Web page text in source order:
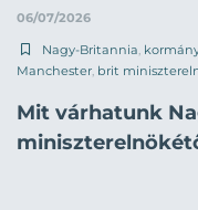
06/07/2026
Nagy-Britannia
Manchester brit
Mit várhatunk